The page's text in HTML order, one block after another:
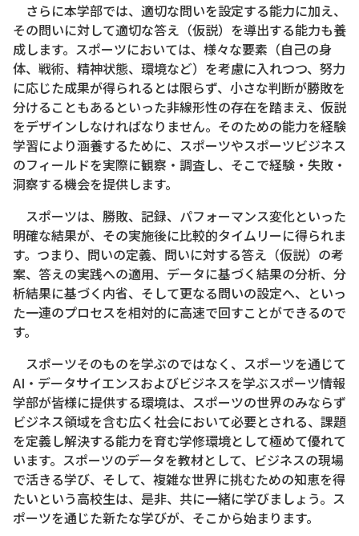
さらに本学部では、適切な問いを設定する能力に加え、
その問いに対して適切な答え（仮説）を導出する能力も養
成します。スポーツにおいては、様々な要素（自己の身
体、戦術、精神状態、環境など）を考慮に入れつつ、努力
に応じた成果が得られるとは限らず、小さな判断が勝敗を
分けることもあるといった非線形性の存在を踏まえ、仮説
をデザインしなければなりません。そのための能力を経験
学習により涵養するために、スポーツやスポーツビジネス
のフィールドを実際に観察・調査し、そこで経験・失敗・
洞察する機会を提供します。
スポーツは、勝敗、記録、パフォーマンス変化といった
明確な結果が、その実施後に比較的タイムリーに得られま
す。つまり、問いの定義、問いに対する答え（仮説）の考
案、答えの実践への適用、データに基づく結果の分析、分
析結果に基づく内省、そして更なる問いの設定へ、といっ
た一連のプロセスを相対的に高速で回すことができるので
す。
スポーツそのものを学ぶのではなく、スポーツを通じて
AI・データサイエンスおよびビジネスを学ぶスポーツ情報
学部が皆様に提供する環境は、スポーツの世界のみならず
ビジネス領域を含む広く社会において必要とされる、課題
を定義し解決する能力を育む学修環境として極めて優れて
います。スポーツのデータを教材として、ビジネスの現場
で活きる学び、そして、複雑な世界に挑むための知恵を得
たいという高校生は、是非、共に一緒に学びましょう。ス
ポーツを通じた新たな学びが、そこから始まります。